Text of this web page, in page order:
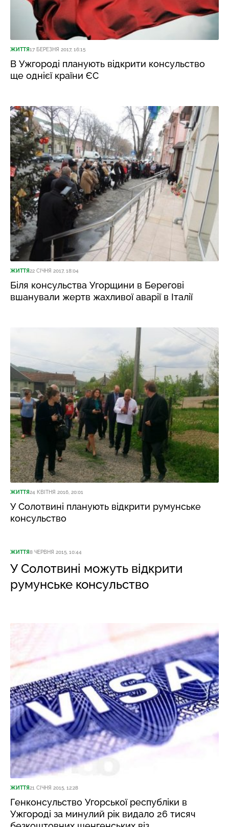
ЖИТТЯ17 БЕРЕЗНЯ 2017, 16:15
В Ужгороді планують відкрити консульство
ще однієї країни ЄС
ЖИТТЯ22 СІЧНЯ 2017, 18:04
Біля консульства Угорщини в Берегові
вшанували жертв жахливої аварії в Італії
ЖИТТЯ24 КВІТНЯ 2016, 20:01
У Солотвині планують відкрити румунське
консульство
ЖИТТЯ8 ЧЕРВНЯ 2015, 10:44
У Солотвині можуть відкрити
румунське консульство
ЖИТТЯ21 СІЧНЯ 2015, 12:28
Генконсульство Угорської республіки в
Ужгороді за минулий рік видало 26 тисяч